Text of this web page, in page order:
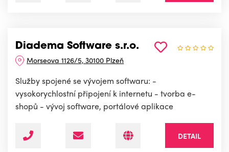
Diadema Software s.r.o.
Morseova 1126/5, 30100 Plzeň
Služby spojené se vývojem softwaru: -
vysokorychlostní připojení k internetu - tvorba e-
shopů - vývoj software, portálové aplikace
DETAIL